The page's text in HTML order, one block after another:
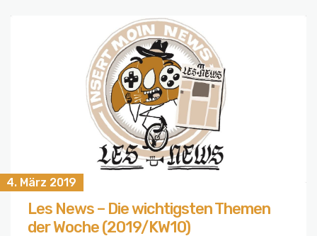
4. März 2019
Les News – Die wichtigsten Themen
der Woche (2019/KW10)